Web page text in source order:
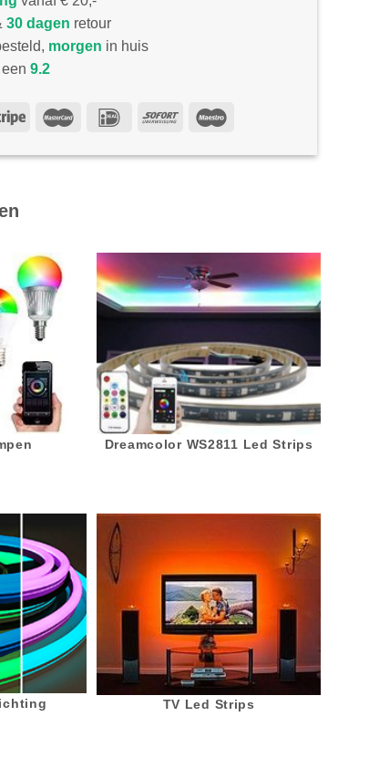
30 dagen retour
morgen in huis
9.2
Dreamcolor WS2811 Led Strips
TV Led Strips